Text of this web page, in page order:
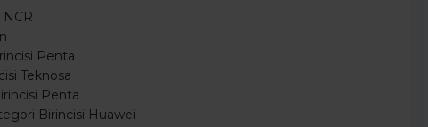
Penta
Teknosa
Penta
Birincisi Huawei